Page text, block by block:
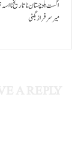
میرسرفراز بگٹی